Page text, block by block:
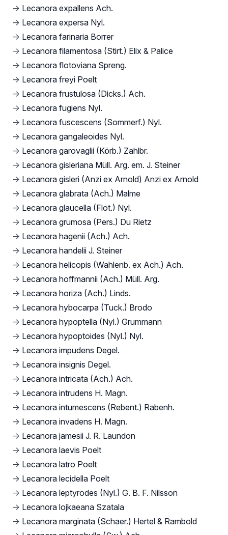
→ Lecanora expallens Ach.
→ Lecanora expersa Nyl.
→ Lecanora farinaria Borrer
→ Lecanora filamentosa (Stirt.) Elix & Palice
→ Lecanora flotoviana Spreng.
→ Lecanora freyi Poelt
→ Lecanora frustulosa (Dicks.) Ach.
→ Lecanora fugiens Nyl.
→ Lecanora fuscescens (Sommerf.) Nyl.
→ Lecanora gangaleoides Nyl.
→ Lecanora garovaglii (Körb.) Zahlbr.
→ Lecanora gisleriana Müll. Arg. em. J. Steiner
→ Lecanora gisleri (Anzi ex Arnold) Anzi ex Arnold
→ Lecanora glabrata (Ach.) Malme
→ Lecanora glaucella (Flot.) Nyl.
→ Lecanora grumosa (Pers.) Du Rietz
→ Lecanora hagenii (Ach.) Ach.
→ Lecanora handelii J. Steiner
→ Lecanora helicopis (Wahlenb. ex Ach.) Ach.
→ Lecanora hoffmannii (Ach.) Müll. Arg.
→ Lecanora horiza (Ach.) Linds.
→ Lecanora hybocarpa (Tuck.) Brodo
→ Lecanora hypoptella (Nyl.) Grummann
→ Lecanora hypoptoides (Nyl.) Nyl.
→ Lecanora impudens Degel.
→ Lecanora insignis Degel.
→ Lecanora intricata (Ach.) Ach.
→ Lecanora intrudens H. Magn.
→ Lecanora intumescens (Rebent.) Rabenh.
→ Lecanora invadens H. Magn.
→ Lecanora jamesii J. R. Laundon
→ Lecanora laevis Poelt
→ Lecanora latro Poelt
→ Lecanora lecidella Poelt
→ Lecanora leptyrodes (Nyl.) G. B. F. Nilsson
→ Lecanora lojkaeana Szatala
→ Lecanora marginata (Schaer.) Hertel & Rambold